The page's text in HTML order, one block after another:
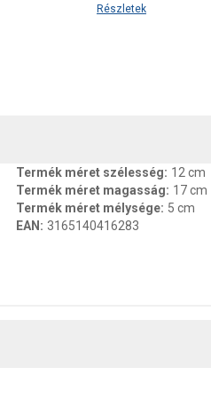
Részletek
Termék méret szélesség: 12 cm
Termék méret magasság: 17 cm
Termék méret mélysége: 5 cm
EAN : 3165140416283